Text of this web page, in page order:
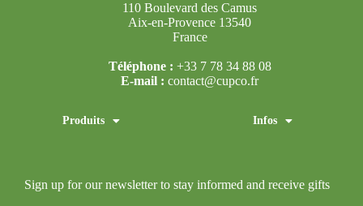
110 Boulevard des Camus
Aix-en-Provence 13540
France
Téléphone : +33 7 78 34 88 08
E-mail : contact@cupco.fr
Produits Infos
Sign up for our newsletter to stay informed and receive gifts